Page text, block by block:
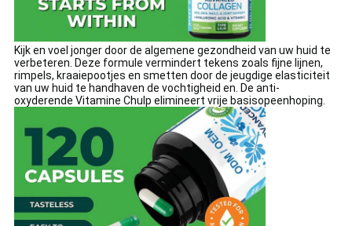
Kijk en voel jonger door de algemene gezondheid van uw huid te
verbeteren. Deze formule vermindert tekens zoals fijne lijnen,
rimpels, kraaiepootjes en smetten door de jeugdige elasticiteit
van uw huid te handhaven de vochtigheid en. De anti-
oxyderende Vitamine Chulp elimineert vrije basisopeenhoping.